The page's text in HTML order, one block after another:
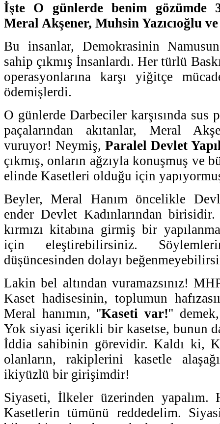
İşte O günlerde benim gözümde
Meral Akşener, Muhsin Yazıcıoğlu
Bu insanlar, Demokrasinin
sahip çıkmış İnsanlardı. Her türlü
operasyonlarına karşı yiğitçe
ödemişlerdi.
O günlerde Darbeciler karşısında sus
paçalarından akıtanlar, Meral
vuruyor! Neymiş, Paralel Devlet
çıkmış, onların ağzıyla konuşmuş ve
elinde Kasetleri olduğu için
Beyler, Meral Hanım öncelikle
ender Devlet Kadınlarından
kırmızı kitabına girmiş bir
için eleştirebilirsiniz.
düşüncesinden dolayı
Lakin bel altından vuramazsınız!
Kaset hadisesinin, toplumun
Meral hanımın, ''Kaseti var!''
Yok siyasi içerikli bir kasetse, bunun
İddia sahibinin görevidir. Kaldı ki,
olanların, rakiplerini kasetle
ikiyüzlü bir girişimdir!
Siyaseti, İlkeler üzerinden yapalım.
Kasetlerin tümünü reddedelim.